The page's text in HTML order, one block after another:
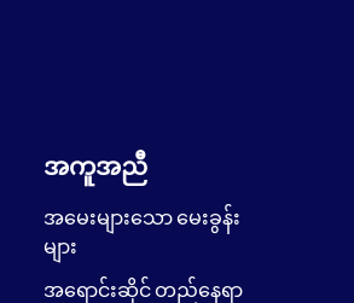
အကူအညီ
အမေးများသော မေးခွန်း
များ
အရောင်းဆိုင် တည်နေရာ